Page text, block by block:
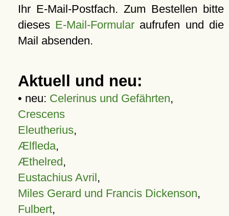
Ihr E-Mail-Postfach. Zum Bestellen bitte
dieses E-Mail-Formular aufrufen und die
Mail absenden.
Aktuell und neu:
• neu: Celerinus und Gefährten,
Crescens
Eleutherius,
Ælfleda,
Æthelred,
Eustachius Avril,
Miles Gerard und Francis Dickenson,
Fulbert,